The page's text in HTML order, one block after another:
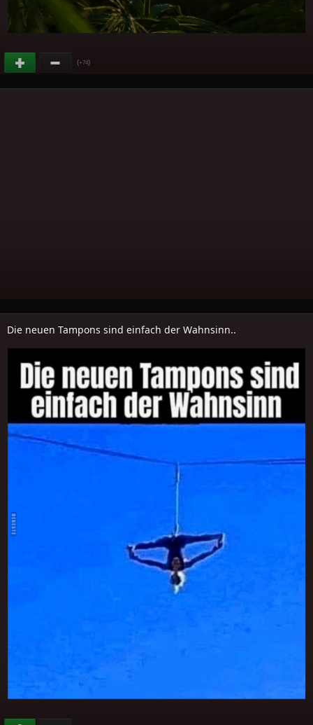
(+74)
Die neuen Tampons sind einfach der Wahnsinn..